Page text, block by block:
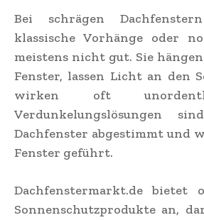
Bei schrägen
klassische Vorhänge oder
meistens nicht gut. Sie
Fenster, lassen Licht an den
wirken oft
Verdunkelungslösungen
Dachfenster abgestimmt und
Fenster geführt.
Dachfenstermarkt.de bietet
Sonnenschutzprodukte an,